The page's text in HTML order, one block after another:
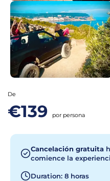
De
€139 por persona
Cancelación gratuita
comience la
Duration: 8 horas